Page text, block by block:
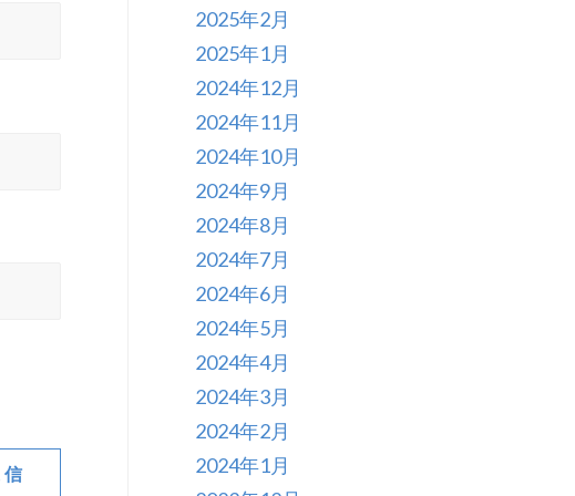
2025年2月
2025年1月
2024年12月
2024年11月
2024年10月
2024年9月
2024年8月
2024年7月
2024年6月
2024年5月
2024年4月
2024年3月
2024年2月
2024年1月